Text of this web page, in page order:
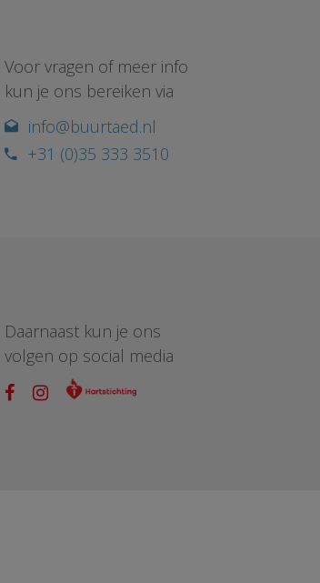
Voor vragen of meer info
kun je ons bereiken via
info@buurtaed.nl
+31 (0)35 333 3510
Daarnaast kun je ons
volgen op social media